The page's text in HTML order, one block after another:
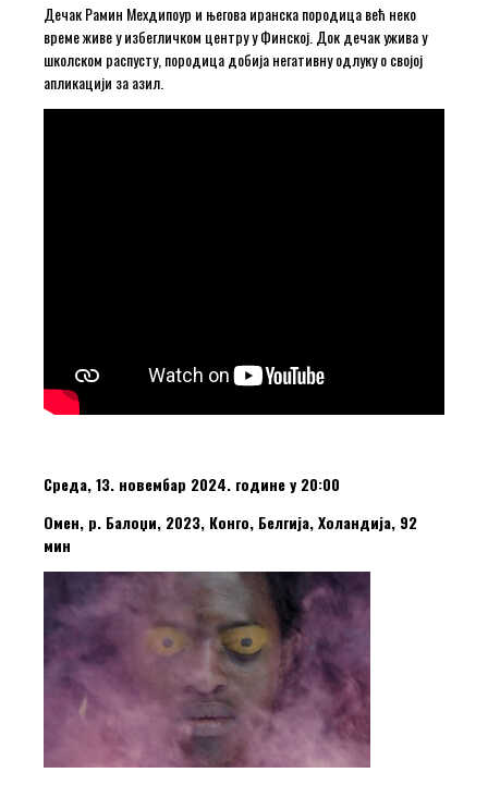
Дечак Рамин Мехдипоур и његова иранска породица већ неко
време живе у избегличком центру у Финској. Док дечак ужива у
школском распусту, породица добија негативну одлуку о својој
апликацији за азил.
Среда, 13. новембар 2024. године у 20:00
Омен, р. Балоџи, 2023, Конго, Белгија, Холандија, 92
мин